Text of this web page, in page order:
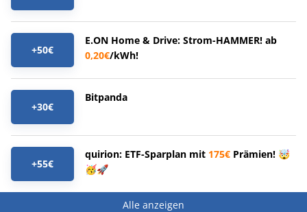
+50€
E.ON Home & Drive: Strom-HAMMER! ab
0,20€/kWh!
+30€
Bitpanda
+55€
quirion: ETF-Sparplan mit 175€ Prämien! 🤯
🥳🚀
Alle anzeigen